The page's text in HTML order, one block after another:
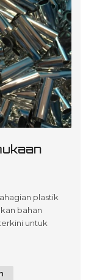
plastik
bahan
untuk
dan